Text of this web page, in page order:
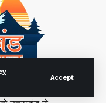
Accept